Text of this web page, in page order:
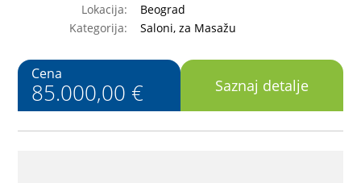
Lokacija:
Beograd
Kategorija:
Saloni, za Masažu
Cena
85.000,00 € Saznaj detalje